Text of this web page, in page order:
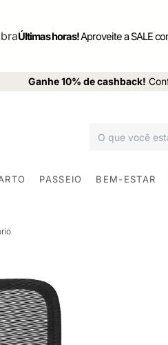
Últimas horas!Aproveite a SALE
Ganhe 10% de cashback!
PASSEIO BEM-ESTAR